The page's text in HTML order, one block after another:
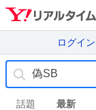
ログイン
話題 最新